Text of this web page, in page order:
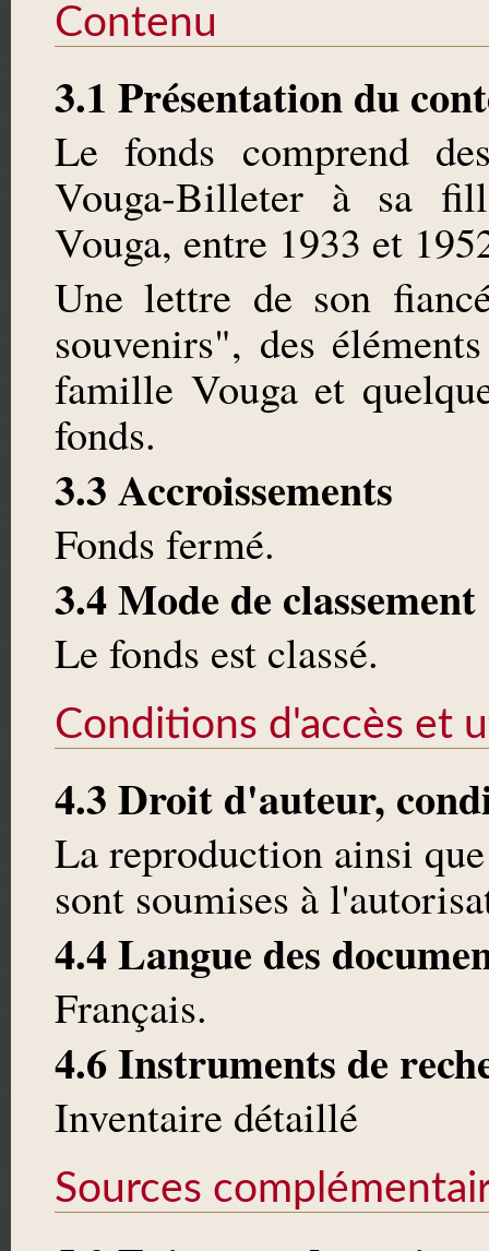
Contenu
3.1 Présentation du
Le fonds comprend
Vouga-Billeter à sa
Vouga, entre 1933 et
Une lettre de son
souvenirs", des
famille Vouga et
fonds.
3.3 Accroissements
Fonds fermé.
3.4 Mode de classement
Le fonds est classé.
Conditions d'accès et
4.3 Droit d'auteur,
La reproduction ainsi
sont soumises à
4.4 Langue des
Français.
4.6 Instruments de
Inventaire détaillé
Sources